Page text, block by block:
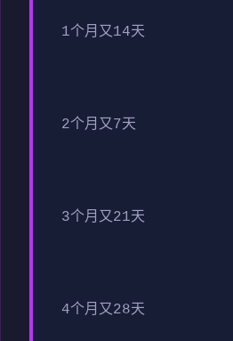
1个月又14天
2个月又7天
3个月又21天
4个月又28天